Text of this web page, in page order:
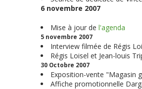
6 novembre 2007
Mise à jour de l'agenda
5 novembre 2007
Interview filmée de Régis
Régis Loisel et Jean-louis
30 Octobre 2007
Exposition-vente "Magasin
Affiche promotionnelle